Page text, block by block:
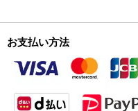
お支払い方法